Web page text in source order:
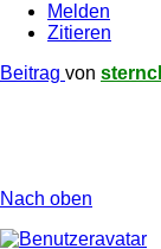
Melden
Zitieren
Beitrag von
Nach oben